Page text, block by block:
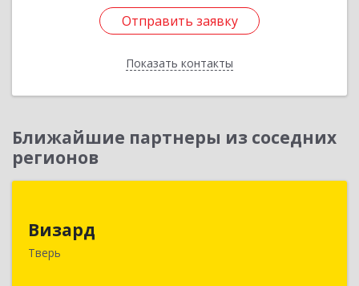
Отправить заявку
Показать контакты
Отправить заявку
Назад
Ближайшие партнеры из соседних
регионов
Визард
Тверь
170006, Тверская обл, Тверь г, Учительская ул,